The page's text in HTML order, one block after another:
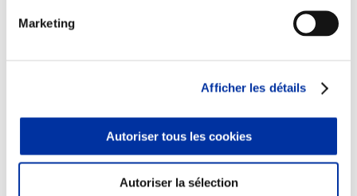
Marketing
Afficher les détails
Autoriser tous les cookies
Autoriser la sélection